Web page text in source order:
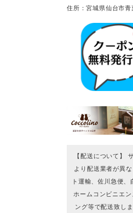
住所：宮城県仙台市
【配送について】
より配送業者が異
ト運輸、佐川急便、
ホームコンビニエ
ング等で配送致しま